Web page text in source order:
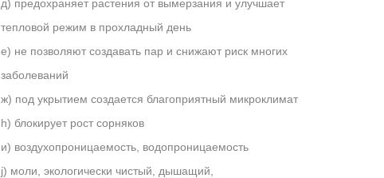
д) предохраняет растения от вымерзания и улучшает
тепловой режим в прохладный день
е) не позволяют создавать пар и снижают риск многих
заболеваний
ж) под укрытием создается благоприятный микроклимат
h) блокирует рост сорняков
и) воздухопроницаемость, водопроницаемость
j) моли, экологически чистый, дышащий,